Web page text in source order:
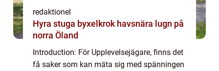
redaktionel
Hyra stuga byxelkrok havsnära lugn på
norra Öland
Introduction: För Upplevelsejägare, finns det
få saker som kan mäta sig med spänningen